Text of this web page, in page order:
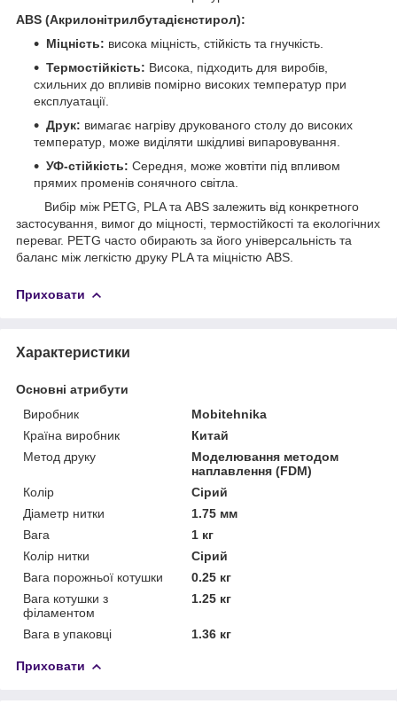
ABS (Акрилонітрилбутадієнстирол):
Міцність: висока міцність, стійкість та гнучкість.
Термостійкість: Висока, підходить для виробів,
схильних до впливів помірно високих температур при
експлуатації.
Друк: вимагає нагріву друкованого столу до високих
температур, може виділяти шкідливі випаровування.
УФ-стійкість: Середня, може жовтіти під впливом
прямих променів сонячного світла.
Вибір між PETG, PLA та ABS залежить від конкретного
застосування, вимог до міцності, термостійкості та екологічних
переваг. PETG часто обирають за його універсальність та
баланс між легкістю друку PLA та міцністю ABS.
Приховати
Характеристики
Основні атрибути
Виробник
Mobitehnika
Країна виробник
Китай
Метод друку
Моделювання методом
наплавлення (FDM)
Колір
Сірий
Діаметр нитки
1.75 мм
Вага
1 кг
Колір нитки
Сірий
Вага порожньої котушки
0.25 кг
Вага котушки з
філаментом
1.25 кг
Вага в упаковці 1.36 кг
Приховати